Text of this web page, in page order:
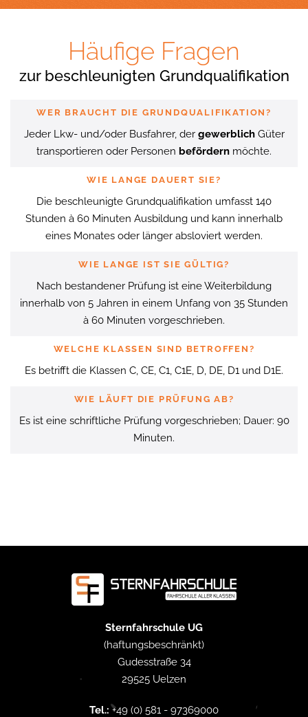
Häufige Fragen
zur beschleunigten Grundqualifikation
WER BRAUCHT DIE GRUNDQUALIFIKATION?
Jeder Lkw- und/oder Busfahrer, der gewerblichGüter
transportieren oder Personen befördern möchte.
WIE LANGE DAUERT SIE?
Die beschleunigte Grundqualifikation umfasst 140
Stunden à 60 Minuten Ausbildung und kann innerhalb
eines Monates oder länger absloviert werden.
WIE LANGE IST SIE GÜLTIG?
Nach bestandener Prüfung ist eine Weiterbildung
innerhalb von 5 Jahren in einem Unfang von 35 Stunden
à 60 Minuten vorgeschrieben.
WELCHE KLASSEN SIND BETROFFEN?
Es betrifft die Klassen C, CE, C1, C1E, D, DE, D1 und D1E.
WIE LÄUFT DIE PRÜFUNG AB?
Es ist eine schriftliche Prüfung vorgeschrieben; Dauer: 90
Minuten.
Sternfahrschule UG
(haftungsbeschränkt)
Gudesstraße 34
29525 Uelzen
Tel.:+49 (0) 581 - 97369000